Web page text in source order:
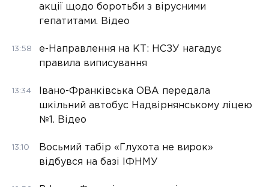
акції щодо боротьби з вірусними
гепатитами. Відео
13:58
е-Направлення на КТ: НСЗУ нагадує
правила виписування
13:34
Івано-Франківська ОВА передала
шкільний автобус Надвірнянському ліцею
№1. Відео
13:10
Восьмий табір «Глухота не вирок»
відбувся на базі ІФНМУ